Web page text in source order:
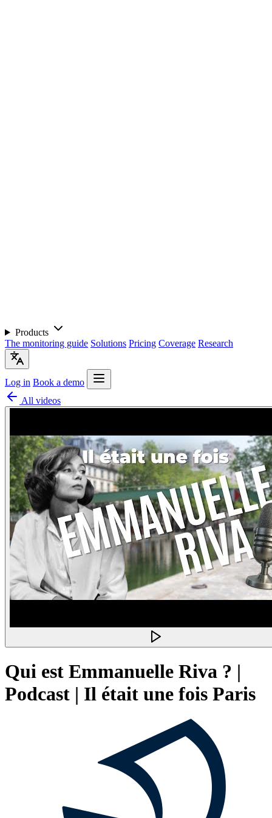
Products
The monitoring guide Solutions Pricing Coverage Research
Log in Book a demo
All videos
Qui est Emmanuelle Riva ? |
Podcast | Il était une fois Paris